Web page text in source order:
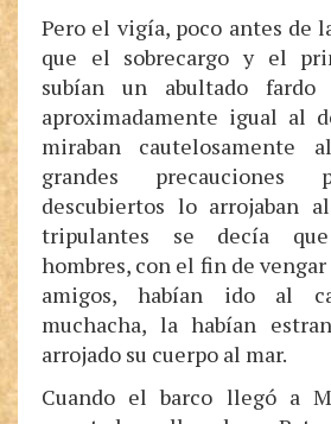
Pero el vigía, poco antes de
que el sobrecargo y el
subían un abultado
aproximadamente igual al
miraban cautelosamente
grandes
descubiertos lo arrojaban
tripulantes se decía
hombres, con el fin de
amigos, habían ido al
muchacha, la habían
arrojado su cuerpo al mar.
Cuando el barco llegó a